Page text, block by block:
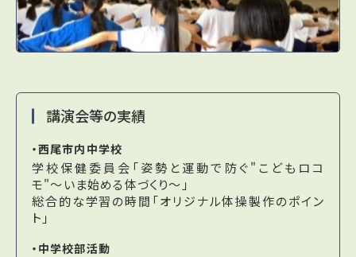
講演会等の実績
・西尾市内中学校
学校保健委員会「姿勢と運動で防ぐ"こどもロコ
モ"～いま始める体づくり～」
総合的な学習の時間「オリジナル体操製作のポイン
ト」
・中学校部活動